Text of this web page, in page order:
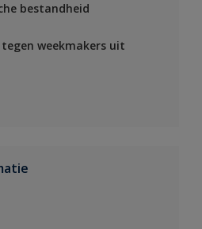
bestandheid
weekmakers uit